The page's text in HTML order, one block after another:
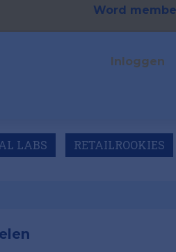
Word
Inloggen
LABS RETAILROOKIES